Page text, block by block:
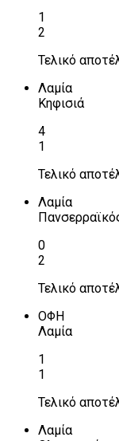
1
2
Τελικό
Λαμία
Κηφισιά
4
1
Τελικό
Λαμία
0
2
Τελικό
ΟΦΗ
Λαμία
1
1
Τελικό
Λαμία